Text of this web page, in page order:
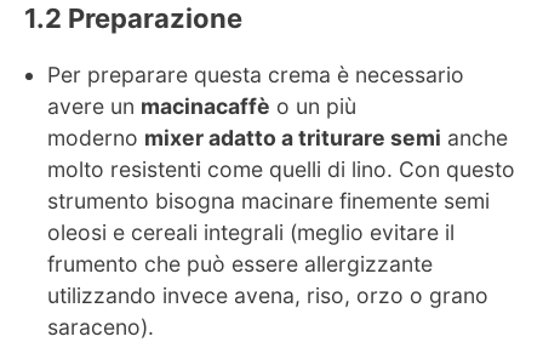
Preparazione
Per preparare questa crema è necessario
avere un macinacaffè o un più
moderno mixer adatto a triturare semi anche
molto resistenti come quelli di lino. Con questo
strumento bisogna macinare finemente semi
oleosi e cereali integrali (meglio evitare il
frumento che può essere allergizzante
utilizzando invece avena, riso, orzo o grano
saraceno).